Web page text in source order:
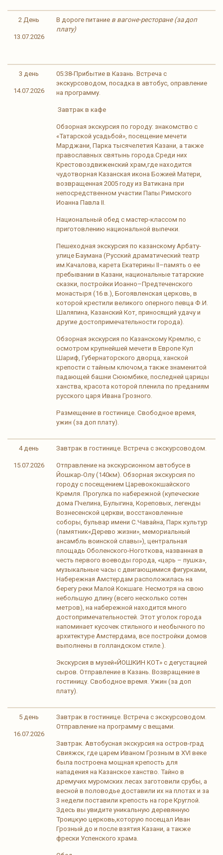
2 День
13.07.2026
В дороге питание в вагоне-ресторане (за доп
плату)
3 день
14.07.2026
05:38-Прибытие в Казань. Встреча с
экскурсоводом, посадка в автобус, оправление
на программу.
Завтрак в кафе
Обзорная экскурсия по городу: знакомство с
«Татарской усадьбой», посещение мечети
Марджани, Парка тысячелетия Казани, а также
православных святынь города.Среди них
Крестовоздвиженский храм,где находится
чудотворная Казанская икона Божией Матери,
возвращенная 2005 году из Ватикана при
непосредственном участии Папы Римского
Иоанна Павла II.
Национальный обед с мастер-классом по
приготовлению национальной выпечки.
Пешеходная экскурсия по казанскому Арбату-
улице Баумана (Русский драматический театр
им.Качалова, карета Екатерины II–память о ее
пребывании в Казани, национальные татарские
сказки, постройки Иоанно–Предтеченского
монастыря (16 в.), Богоявленская церковь, в
которой крестили великого оперного певца Ф.И.
Шаляпина, Казанский Кот, приносящий удачу и
другие достопримечательности города).
Обзорная экскурсия по Казанскому Кремлю, с
осмотром крупнейшей мечети в Европе Кул
Шариф, Губернаторского дворца, ханской
крепости с тайным ключом,а также знаменитой
падающей башни Сююмбике, последней царицы
ханства, красота которой пленила по преданиям
русского царя Ивана Грозного.
Размещение в гостинице. Свободное время,
ужин (за доп плату).
4 день
15.07.2026
Завтрак в гостинице. Встреча с экскурсоводом.
Отправление на экскурсионном автобусе в
Йошкар-Олу (140км). Обзорная экскурсия по
городу с посещением Царевококшайского
Кремля. Прогулка по набережной (купеческие
дома Пчелина, Булыгина, Кореповых, легенды
Вознесенской церкви, восстановленные
соборы, бульвар имени С.Чавайна, Парк культур
(памятник«Дерево жизни», мемориальный
ансамбль воинской славы»), центральная
площадь Оболенского-Ноготкова, названная в
честь первого воеводы города, «царь – пушка»,
музыкальные часы с двигающимися фигурками,
Набережная Амстердам расположилась на
берегу реки Малой Кокшаге. Несмотря на свою
небольшую длину (всего несколько сотен
метров), на набережной находится много
достопримечательностей. Этот уголок города
напоминает кусочек стильного и необычного по
архитектуре Амстердама, все постройки домов
выполнены в голландском стиле.).
Экскурсия в музей«ЙОШКИН КОТ» с дегустацией
сыров. Отправление в Казань. Возвращение в
гостиницу. Свободное время. Ужин (за доп
плату).
5 день
16.07.2026
Завтрак в гостинице. Встреча с экскурсоводом.
Отправление на программу с вещами.
Завтрак. Автобусная экскурсия на остров-град
Свияжск, где царем Иваном Грозным в XVI веке
была построена мощная крепость для
нападения на Казанское ханство. Тайно в
дремучих муромских лесах заготовили срубы, а
весной в половодье доставили их на плотах и за
3 недели поставили крепость на горе Круглой.
Здесь вы увидите уникальную деревянную
Троицкую церковь,которую посещал Иван
Грозный до и после взятия Казани, а также
фрески Успенского храма.